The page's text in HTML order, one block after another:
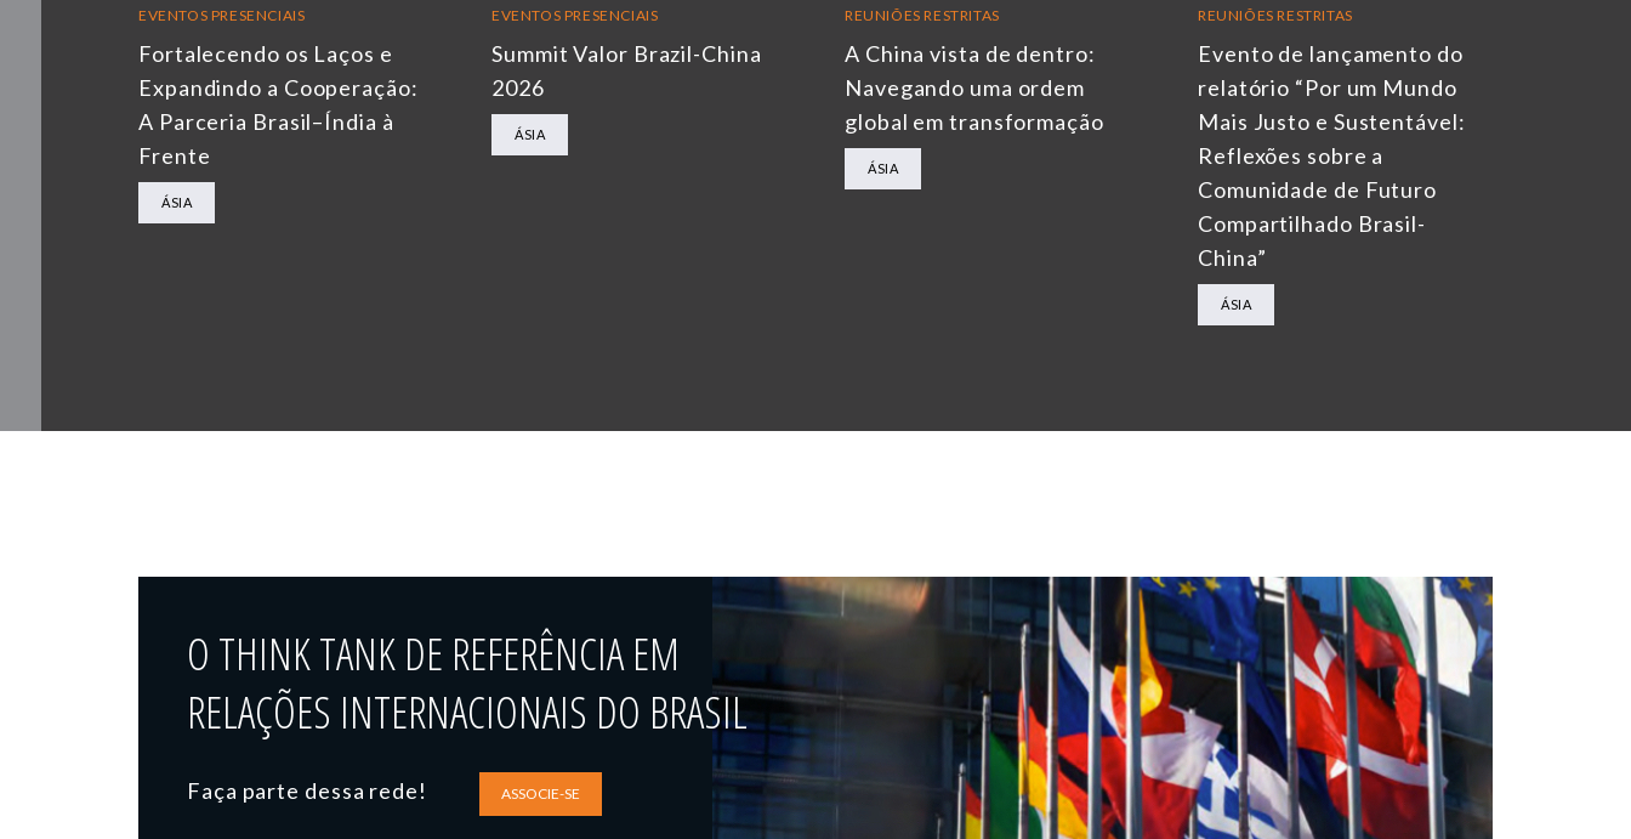
EVENTOS PRESENCIAIS
Fortalecendo os Laços e
Expandindo a Cooperação:
A Parceria Brasil–Índia à
Frente
ÁSIA
EVENTOS PRESENCIAIS
Summit Valor Brazil-China
2026
ÁSIA
REUNIÕES RESTRITAS
A China vista de dentro:
Navegando uma ordem
global em transformação
ÁSIA
REUNIÕES RESTRITAS
Evento de lançamento do
relatório “Por um Mundo
Mais Justo e Sustentável:
Reflexões sobre a
Comunidade de Futuro
Compartilhado Brasil-
China”
ÁSIA
O THINK TANK DE REFERÊNCIA EM
RELAÇÕES INTERNACIONAIS DO BRASIL
Faça parte dessa rede! ASSOCIE-SE